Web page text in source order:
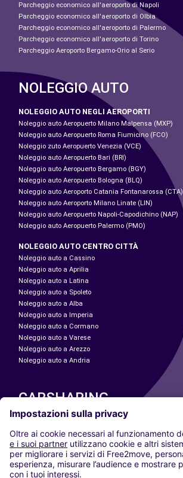
Parcheggio economico all'aeroporto di Napoli
Parcheggio economico all'aeroporto di Olbia
Parcheggio economico all'aeroporto di Palermo
Parcheggio economico all'aeroporto di Torino
Parcheggio Aeroporto Bergamo-Orio al Serio
NOLEGGIO AUTO
NOLEGGIO AUTO NEGLI AEROPORTI
Noleggio auto Aeropuerto Milano Malpensa (MXP)
Noleggio auto Aeropuerto Roma Fiumicino (FCO)
Noleggio zuto Aeropuerto Venezia (VCE)
Noleggio auto Aeropuerto Bari (BRI)
Noleggio auto Aeropuerto Bergamo (BGY)
Noleggio auto Aeropuerto Bologna (BLQ)
Noleggio auto Aeroporto Catania Fontanarossa (CTA)
Noleggio auto Aeroporto Milano Linate (LIN)
Noleggio auto Aeropuerto Napoli-Capodichino (NAP)
Noleggio auto Aeropuerto Palermo (PMO)
NOLEGGIO AUTO CENTRO CITTÀ
Noleggio auto a Cassino
Noleggio auto a Aprilia
Noleggio auto a Latina
Noleggio auto a Spoleto
Noleggio auto a Alba
Noleggio auto a Imperia
Noleggio auto a Cormano
Noleggio auto a Varese
Noleggio auto a Arezzo
Noleggio auto a Andria
CARSHARING
LE NOSTRE CITTÀ
Paris
Madrid
Washington DC
Milano